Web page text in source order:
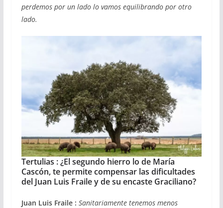
perdemos por un lado lo vamos equilibrando por otro
lado.
Tertulias : ¿El segundo hierro lo de María
Cascón, te permite compensar las dificultades
del Juan Luis Fraile y de su encaste Graciliano?
Juan Luis Fraile : Sanitariamente tenemos menos